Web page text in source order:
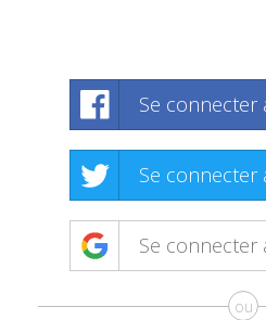
Se connecter
Se connecter
Se connecter
ou